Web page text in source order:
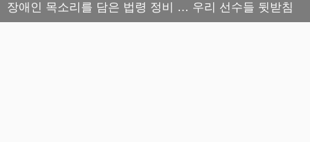
장애인 목소리를 담은 법령 정비 … 우리 선수들 뒷받침